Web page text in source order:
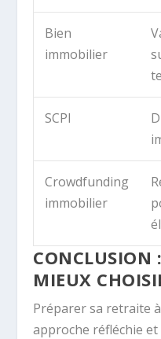
Bien
immobilier
SCPI
Crowdfunding
immobilier
CONCLUSION
MIEUX
Préparer sa retraite
approche réfléchie